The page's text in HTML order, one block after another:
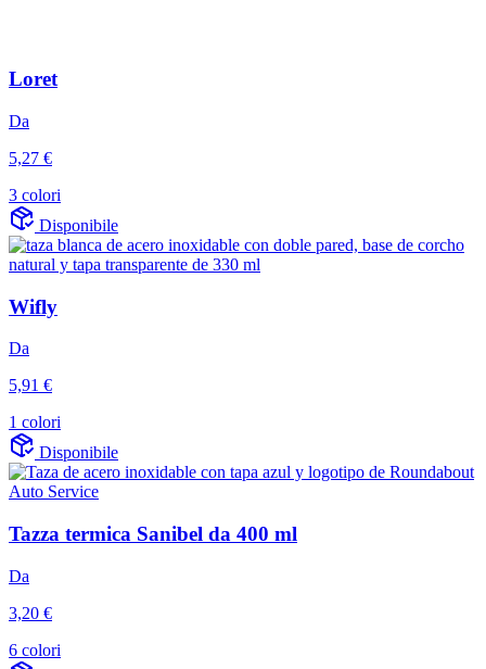
Loret
Da
5,27 €
3 colori
Disponibile
Wifly
Da
5,91 €
1 colori
Disponibile
Tazza termica Sanibel da 400 ml
Da
3,20 €
6 colori